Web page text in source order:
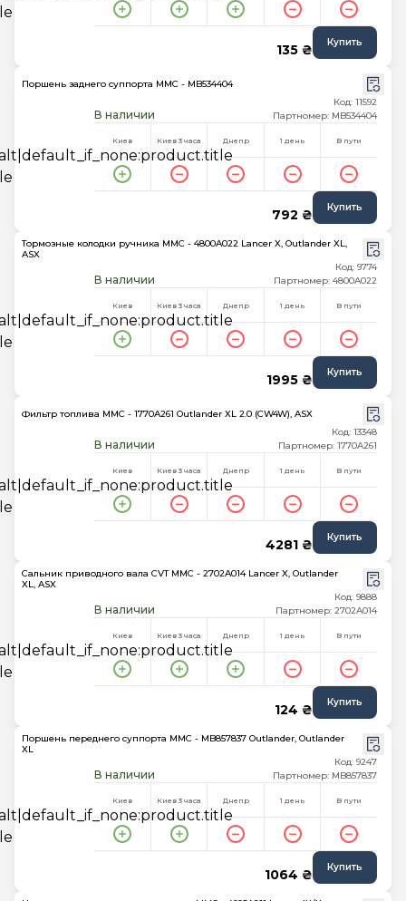
135 ₴ Купить
Поршень заднего суппорта MMC - MB534404
В наличии
Код: 11592
Партномер: MB534404
Киев Киев 3 часа Днепр 1 день В пути
792 ₴ Купить
Тормозные колодки ручника MMC - 4800A022 Lancer X, Outlander XL,
ASX
В наличии
Код: 9774
Партномер: 4800A022
Киев Киев 3 часа Днепр 1 день В пути
1995 ₴ Купить
Фильтр топлива MMC - 1770A261 Outlander XL 2.0 (CW4W), ASX
В наличии
Код: 13348
Партномер: 1770A261
Киев Киев 3 часа Днепр 1 день В пути
4281 ₴ Купить
Сальник приводного вала CVT MMC - 2702A014 Lancer X, Outlander
XL, ASX
В наличии
Код: 9888
Партномер: 2702A014
Киев Киев 3 часа Днепр 1 день В пути
124 ₴ Купить
Поршень переднего суппорта MMC - MB857837 Outlander, Outlander
XL
В наличии
Код: 9247
Партномер: MB857837
Киев Киев 3 часа Днепр 1 день В пути
1064 ₴ Купить